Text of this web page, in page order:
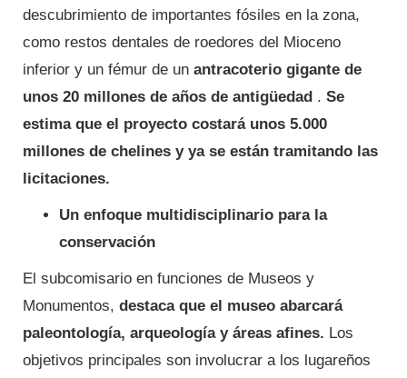
descubrimiento de importantes fósiles en la zona,
como restos dentales de roedores del Mioceno
inferior y un fémur de un antracoterio gigante de
unos 20 millones de años de antigüedad . Se
estima que el proyecto costará unos 5.000
millones de chelines y ya se están tramitando las
licitaciones.
Un enfoque multidisciplinario para la
conservación
El subcomisario en funciones de Museos y
Monumentos, destaca que el museo abarcará
paleontología, arqueología y áreas afines. Los
objetivos principales son involucrar a los lugareños